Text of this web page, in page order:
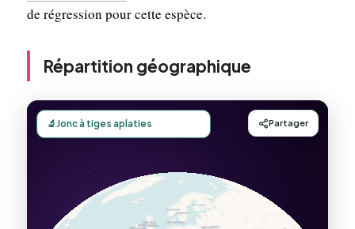
de régression pour cette espèce.
Répartition géographique